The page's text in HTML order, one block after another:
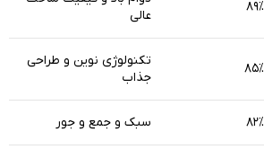
۸۹%
عالی
۸۵%
تکنولوژی نوین و طراحی
جذاب
۸۲% سبک و جمع و جور